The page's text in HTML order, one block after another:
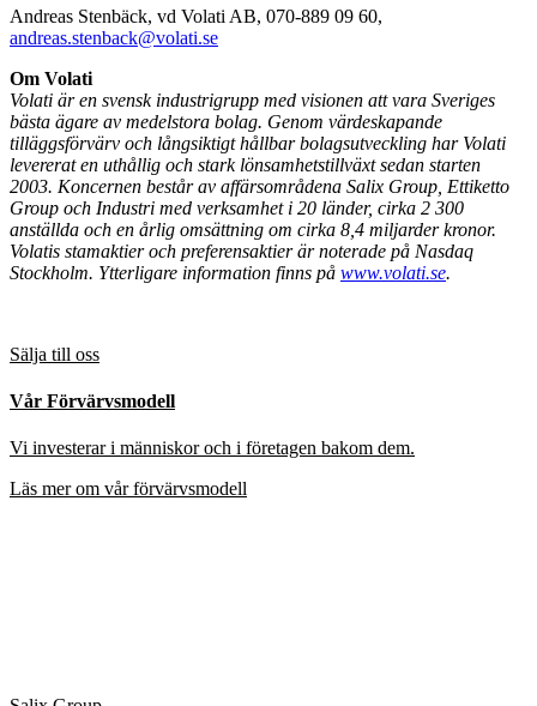
Andreas Stenbäck, vd Volati AB, 070-889 09 60,
andreas.stenback@volati.se
Om Volati
Volati är en svensk industrigrupp med visionen att vara Sveriges
bästa ägare av medelstora bolag. Genom värdeskapande
tilläggsförvärv och långsiktigt hållbar bolagsutveckling har Volati
levererat en uthållig och stark lönsamhetstillväxt sedan starten
2003. Koncernen består av affärsområdena Salix Group, Ettiketto
Group och Industri med verksamhet i 20 länder, cirka 2 300
anställda och en årlig omsättning om cirka 8,4 miljarder kronor.
Volatis stamaktier och preferensaktier är noterade på Nasdaq
Stockholm. Ytterligare information finns på www.volati.se.
Sälja till oss
Vår Förvärvsmodell
Vi investerar i människor och i företagen bakom dem.
Läs mer om vår förvärvsmodell